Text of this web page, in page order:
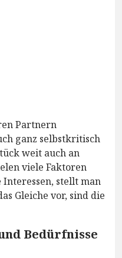
Partnern
ganz selbstkritisch
weit auch an
viele Faktoren
Interessen, stellt man
Gleiche vor, sind die
Bedürfnisse